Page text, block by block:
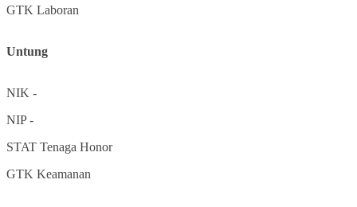
GTK Laboran
Untung
NIK -
NIP-
STAT Tenaga Honor
GTK Keamanan